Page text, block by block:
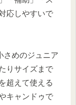
応しやすいで
さめのジュニア
りサイズまで
超えて使える
キャンドゥで